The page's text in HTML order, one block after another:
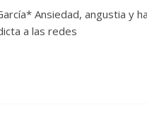
Ansiedad, angustia y
a las redes